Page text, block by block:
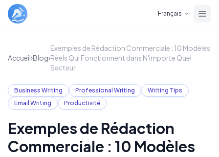
Français
Accueil›Blog›
Exemples de Rédaction Commerciale : 10 Modèles
Réels Qui Fonctionnent dans N'importe Quel
Secteur
Business Writing Professional Writing
Writing Tips
Email Writing
Productivité
Exemples de Rédaction
Commerciale : 10 Modèles